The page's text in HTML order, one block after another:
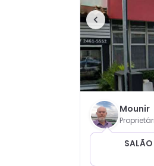
Mounir